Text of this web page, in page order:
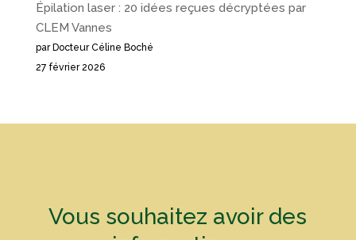
Épilation laser : 20 idées reçues décryptées par
CLEM Vannes
par Docteur Céline Boché
27 février 2026
Vous souhaitez avoir des